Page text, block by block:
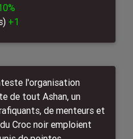
+1
l'organisation
de tout Ashan, un
de menteurs et
Croc noir emploient